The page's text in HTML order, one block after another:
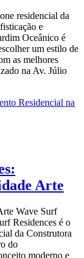
residencial da
e
Oceânico é
um estilo de
as melhores
na Av. Júlio
Residencial na
Arte
Wave Surf
Residences é o
da Construtora
do
moderno e